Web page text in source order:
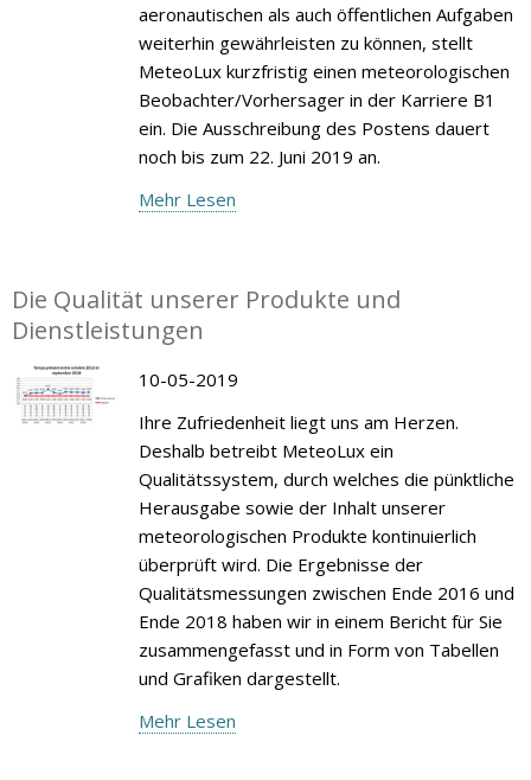
aeronautischen als auch öffentlichen Aufgaben
weiterhin gewährleisten zu können, stellt
MeteoLux kurzfristig einen meteorologischen
Beobachter/Vorhersager in der Karriere B1
ein. Die Ausschreibung des Postens dauert
noch bis zum 22. Juni 2019 an.
Mehr Lesen
Die Qualität unserer Produkte und
Dienstleistungen
10-05-2019
Ihre Zufriedenheit liegt uns am Herzen.
Deshalb betreibt MeteoLux ein
Qualitätssystem, durch welches die pünktliche
Herausgabe sowie der Inhalt unserer
meteorologischen Produkte kontinuierlich
überprüft wird. Die Ergebnisse der
Qualitätsmessungen zwischen Ende 2016 und
Ende 2018 haben wir in einem Bericht für Sie
zusammengefasst und in Form von Tabellen
und Grafiken dargestellt.
Mehr Lesen